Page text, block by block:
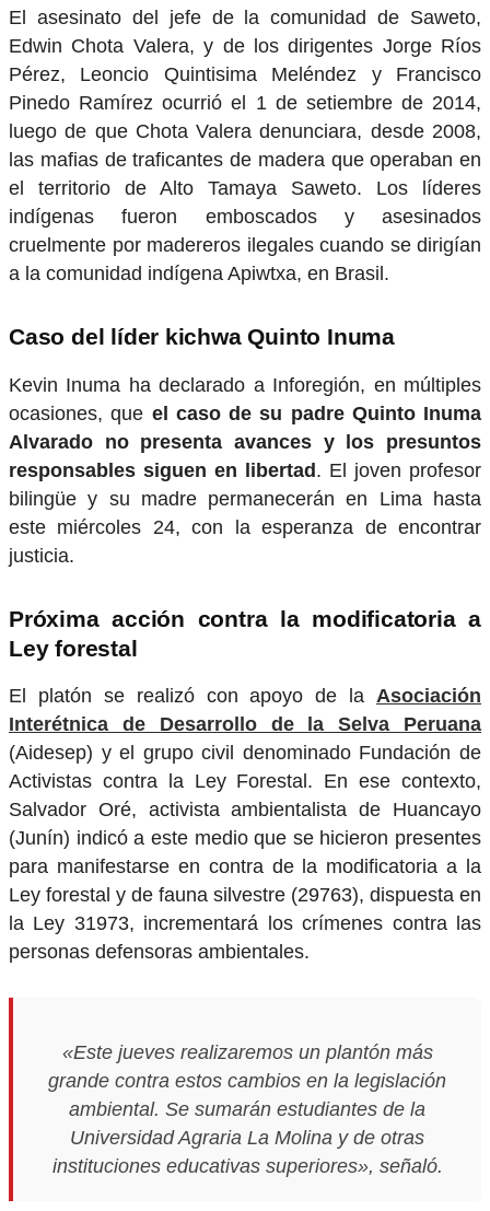
El asesinato del jefe de la comunidad de Saweto,
Edwin Chota Valera, y de los dirigentes Jorge Ríos
Pérez, Leoncio Quintisima Meléndez y Francisco
Pinedo Ramírez ocurrió el 1 de setiembre de 2014,
luego de que Chota Valera denunciara, desde 2008,
las mafias de traficantes de madera que operaban en
el territorio de Alto Tamaya Saweto. Los líderes
indígenas fueron emboscados y asesinados
cruelmente por madereros ilegales cuando se dirigían
a la comunidad indígena Apiwtxa, en Brasil.
Caso del líder kichwa Quinto Inuma
Kevin Inuma ha declarado a Inforegión, en múltiples
ocasiones, que el caso de su padre Quinto Inuma
Alvarado no presenta avances y los presuntos
responsables siguen en libertad. El joven profesor
bilingüe y su madre permanecerán en Lima hasta
este miércoles 24, con la esperanza de encontrar
justicia.
Próxima acción contra la modificatoria a
Ley forestal
El platón se realizó con apoyo de la Asociación
Interétnica de Desarrollo de la Selva Peruana
(Aidesep) y el grupo civil denominado Fundación de
Activistas contra la Ley Forestal. En ese contexto,
Salvador Oré, activista ambientalista de Huancayo
(Junín) indicó a este medio que se hicieron presentes
para manifestarse en contra de la modificatoria a la
Ley forestal y de fauna silvestre (29763), dispuesta en
la Ley 31973, incrementará los crímenes contra las
personas defensoras ambientales.
«Este jueves realizaremos un plantón más
grande contra estos cambios en la legislación
ambiental. Se sumarán estudiantes de la
Universidad Agraria La Molina y de otras
instituciones educativas superiores», señaló.